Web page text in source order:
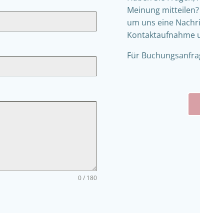
0 / 180
Meinung
um uns eine
Kontaktaufnahme
Für